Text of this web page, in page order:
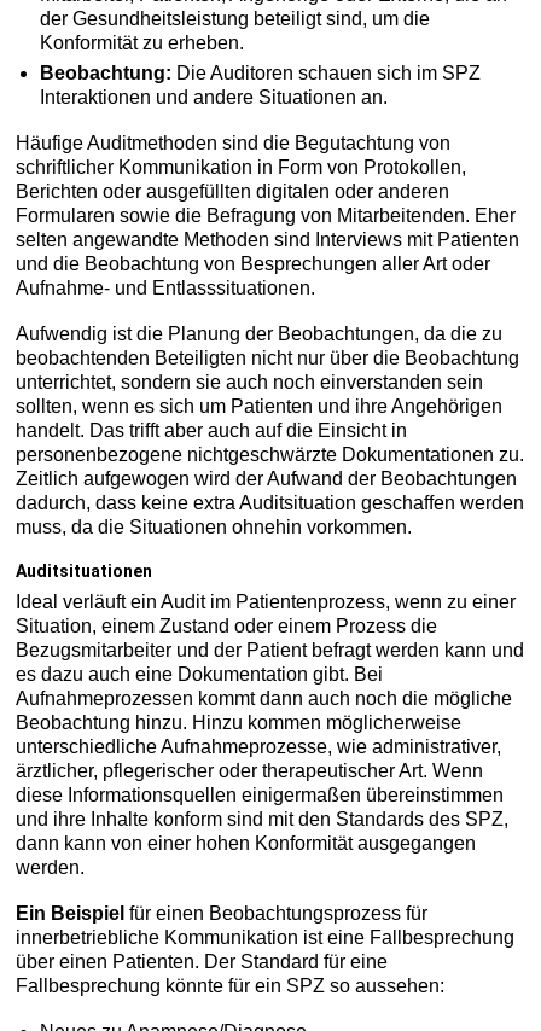
der Gesundheitsleistung beteiligt sind, um die
Konformität zu erheben.
Beobachtung: Die Auditoren schauen sich im SPZ
Interaktionen und andere Situationen an.
Häufige Auditmethoden sind die Begutachtung von
schriftlicher Kommunikation in Form von Protokollen,
Berichten oder ausgefüllten digitalen oder anderen
Formularen sowie die Befragung von Mitarbeitenden. Eher
selten angewandte Methoden sind Interviews mit Patienten
und die Beobachtung von Besprechungen aller Art oder
Aufnahme- und Entlasssituationen.
Aufwendig ist die Planung der Beobachtungen, da die zu
beobachtenden Beteiligten nicht nur über die Beobachtung
unterrichtet, sondern sie auch noch einverstanden sein
sollten, wenn es sich um Patienten und ihre Angehörigen
handelt. Das trifft aber auch auf die Einsicht in
personenbezogene nichtgeschwärzte Dokumentationen zu.
Zeitlich aufgewogen wird der Aufwand der Beobachtungen
dadurch, dass keine extra Auditsituation geschaffen werden
muss, da die Situationen ohnehin vorkommen.
Auditsituationen
Ideal verläuft ein Audit im Patientenprozess, wenn zu einer
Situation, einem Zustand oder einem Prozess die
Bezugsmitarbeiter und der Patient befragt werden kann und
es dazu auch eine Dokumentation gibt. Bei
Aufnahmeprozessen kommt dann auch noch die mögliche
Beobachtung hinzu. Hinzu kommen möglicherweise
unterschiedliche Aufnahmeprozesse, wie administrativer,
ärztlicher, pflegerischer oder therapeutischer Art. Wenn
diese Informationsquellen einigermaßen übereinstimmen
und ihre Inhalte konform sind mit den Standards des SPZ,
dann kann von einer hohen Konformität ausgegangen
werden.
Ein Beispiel für einen Beobachtungsprozess für
innerbetriebliche Kommunikation ist eine Fallbesprechung
über einen Patienten. Der Standard für eine
Fallbesprechung könnte für ein SPZ so aussehen: